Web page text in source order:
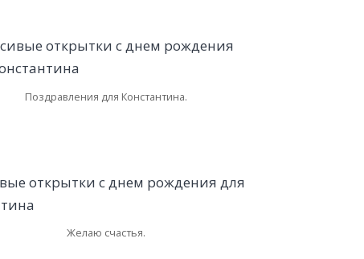
Поздравления для Константина.
Желаю счастья.